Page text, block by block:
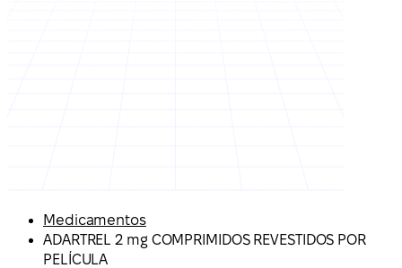
Medicamentos
ADARTREL 2 mg COMPRIMIDOS REVESTIDOS POR
PELÍCULA